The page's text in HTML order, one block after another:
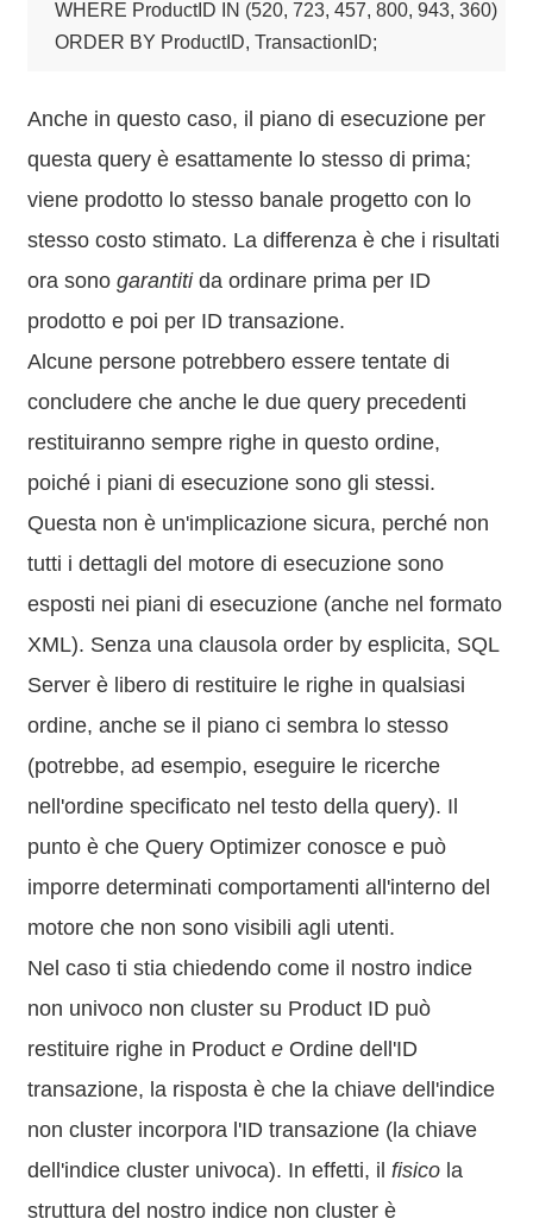
WHERE ProductID IN (520, 723, 457, 800, 943, 360)
ORDER BY ProductID, TransactionID;
Anche in questo caso, il piano di esecuzione per
questa query è esattamente lo stesso di prima;
viene prodotto lo stesso banale progetto con lo
stesso costo stimato. La differenza è che i risultati
ora sono garantitida ordinare prima per ID
prodotto e poi per ID transazione.
Alcune persone potrebbero essere tentate di
concludere che anche le due query precedenti
restituiranno sempre righe in questo ordine,
poiché i piani di esecuzione sono gli stessi.
Questa non è un'implicazione sicura, perché non
tutti i dettagli del motore di esecuzione sono
esposti nei piani di esecuzione (anche nel formato
XML). Senza una clausola order by esplicita, SQL
Server è libero di restituire le righe in qualsiasi
ordine, anche se il piano ci sembra lo stesso
(potrebbe, ad esempio, eseguire le ricerche
nell'ordine specificato nel testo della query). Il
punto è che Query Optimizer conosce e può
imporre determinati comportamenti all'interno del
motore che non sono visibili agli utenti.
Nel caso ti stia chiedendo come il nostro indice
non univoco non cluster su Product ID può
restituire righe in Product eOrdine dell'ID
transazione, la risposta è che la chiave dell'indice
non cluster incorpora l'ID transazione (la chiave
dell'indice cluster univoca). In effetti, il fisicola
struttura del nostro indice non cluster è